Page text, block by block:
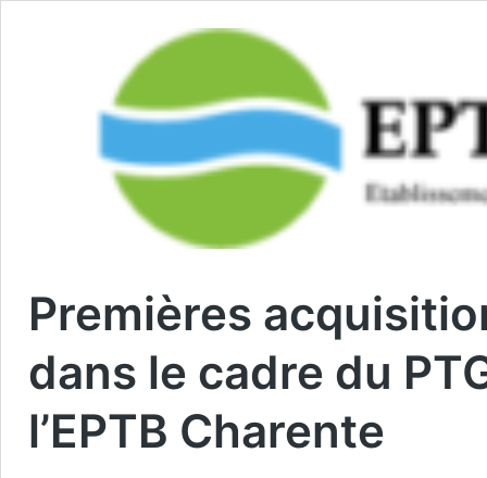
Premières
dans le cadre du
l’EPTB Charente